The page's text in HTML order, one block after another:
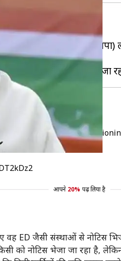
किया है।
कि भारतीय जनता पार्टी
by terming the
आपने 20% पढ़ लिया है
वह ED जैसी संस्थाओं से नोटिस
को नोटिस भेजा जा रहा है,